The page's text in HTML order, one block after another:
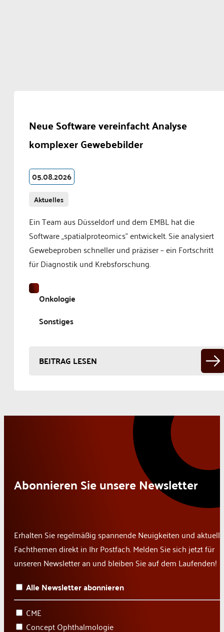
Neue Software vereinfacht Analyse
komplexer Gewebebilder
05.08.2026
Aktuelles
Ein Team aus Düsseldorf und dem EMBL hat die
Software „spatialproteomics" entwickelt. Sie analysiert
Gewebeproben schneller und präziser – ein Fortschritt
für Diagnostik und Krebsforschung.
Onkologie
Sonstiges
BEITRAG LESEN
Abonnieren Sie unsere Newsletter
Erhalten Sie regelmäßig spannende Neuigkeiten und aktuelle
Fachthemen direkt in Ihr Postfach. Melden Sie sich jetzt für
unseren Newsletter an und bleiben Sie auf dem Laufenden!
Alle Newsletter abonnieren
CME
Concept Ophthalmologie